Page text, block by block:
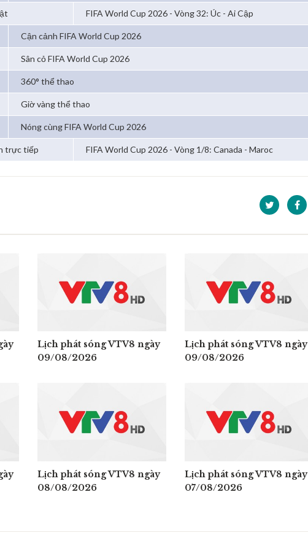
FIFA World Cup 2026 - Vòng 32: Úc - Ai Cập
Cận cảnh FIFA World Cup 2026
Sân cỏ FIFA World Cup 2026
360° thể thao
Giờ vàng thể thao
Nóng cùng FIFA World Cup 2026
trực tiếp FIFA World Cup 2026 - Vòng 1/8: Canada - Maroc
Lịch phát sóng VTV8 ngày
09/08/2026
Lịch phát sóng VTV8 ngày
09/08/2026
Lịch phát sóng VTV8 ngày
08/08/2026
Lịch phát sóng VTV8 ngày
07/08/2026